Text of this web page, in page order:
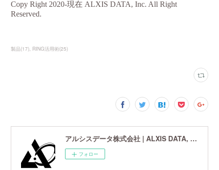
製品(17) RING活用術(25)
アルシスデータ株式会社 | ALXIS DATA, Inc. | 世界最先端の画像鮮鋭化技術研究開発企業
フォロー